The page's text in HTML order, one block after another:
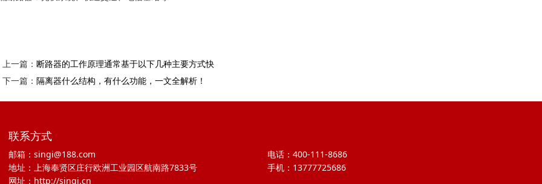
上一篇： 断路器的工作原理通常基于以下几种主要方式快
下一篇： 隔离器什么结构，有什么功能，一文全解析！
联系方式
邮箱：singi@188.com
电话：400-111-8686
地址：上海奉贤区庄行欧洲工业园区航南路7833号
手机：13777725686
网址：http://singi.cn